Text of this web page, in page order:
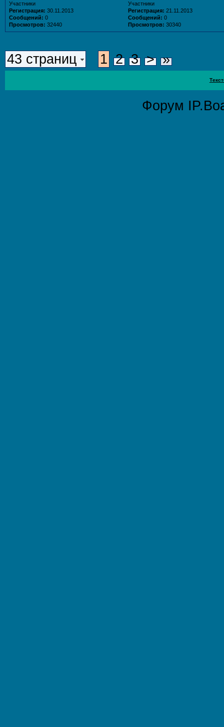
Участники
Регистрация: 30.11.2013
Сообщений: 0
Просмотров: 32440
Участники
Регистрация: 21.11.2013
Сообщений: 0
Просмотров: 30340
43 страниц 1 2 3 > »
Форум